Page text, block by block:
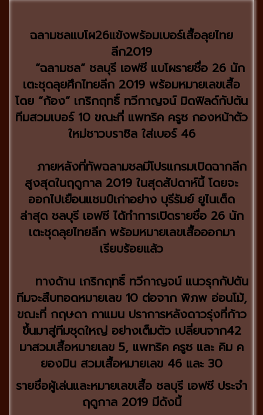
ฉลามชลแบโผ26แข้งพร้อมเบอร์เสื้อลุยไทย
ลีก2019
“ฉลามชล” ชลบุรี เอฟซี แบโผรายชื่อ 26 นัก
เตะชุดลุยศึกไทยลีก 2019 พร้อมหมายเลขเสื้อ
โดย “ก้อง” เกริกฤทธิ์ ทวีกาญจน์ มิดฟิลด์กัปตัน
ทีมสวมเบอร์ 10 ขณะที่ แพทริค ครูซ กองหน้าตัว
ใหม่ชาวบราซิล ใส่เบอร์ 46
ภายหลังที่ทัพฉลามชลมีโปรแกรมเปิดฉากลีก
สูงสุดในฤดูกาล 2019 ในสุดสัปดาห์นี้ โดยจะ
ออกไปเยือนแชมป์เก่าอย่าง บุรีรัมย์ ยูไนเต็ด
ล่าสุด ชลบุรี เอฟซี ได้ทำการเปิดรายชื่อ 26 นัก
เตะชุดลุยไทยลีก พร้อมหมายเลขเสื้อออกมา
เรียบร้อยแล้ว
ทางด้าน เกริกฤทธิ์ ทวีกาญจน์ แนวรุกกัปตัน
ทีมจะสืบทอดหมายเลข 10 ต่อจาก พิภพ อ่อนโม้,
ขณะที่ กฤษดา กาแมน ปราการหลังดาวรุ่งที่ก้าว
ขึ้นมาสู่ทีมชุดใหญ่ อย่างเต็มตัว เปลี่ยนจาก42
มาสวมเสื้อหมายเลข 5, แพทริค ครูซ และ คิม ค
ยองมิน สวมเสื้อหมายเลข 46 และ 30
รายชื่อผู้เล่นและหมายเลขเสื้อ ชลบุรี เอฟซี ประจำ
ฤดูกาล 2019 มีดังนี้